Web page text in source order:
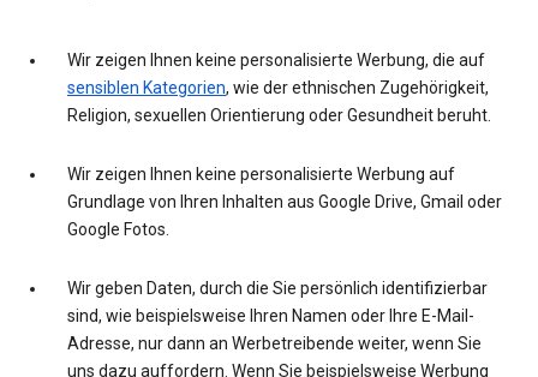
Wir zeigen Ihnen keine personalisierte Werbung, die auf
sensiblen Kategorien, wie der ethnischen Zugehörigkeit,
Religion, sexuellen Orientierung oder Gesundheit beruht.
Wir zeigen Ihnen keine personalisierte Werbung auf
Grundlage von Ihren Inhalten aus Google Drive, Gmail oder
Google Fotos.
Wir geben Daten, durch die Sie persönlich identifizierbar
sind, wie beispielsweise Ihren Namen oder Ihre E-Mail-
Adresse, nur dann an Werbetreibende weiter, wenn Sie
uns dazu auffordern. Wenn Sie beispielsweise Werbung